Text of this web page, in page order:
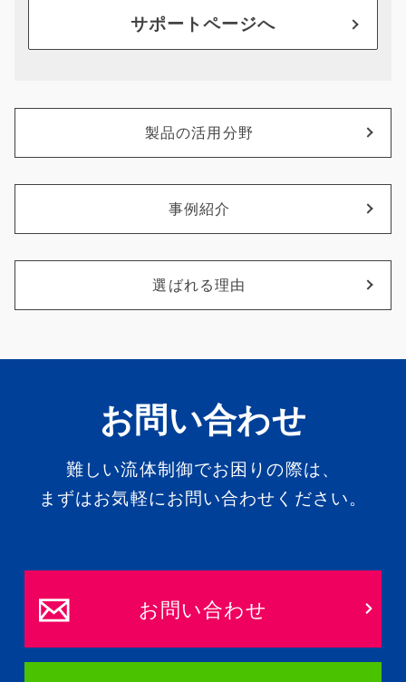
サポートページへ
製品の活用分野
事例紹介
選ばれる理由
お問い合わせ
難しい流体制御でお困りの際は、
まずはお気軽にお問い合わせください。
お問い合わせ